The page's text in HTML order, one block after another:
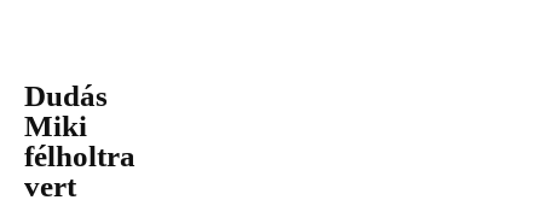
Dudás
Miki
félholtra
vert